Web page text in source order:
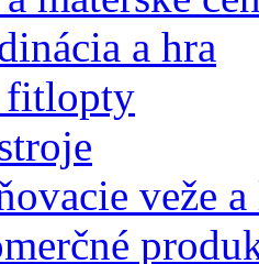
a hra
fitlopty
veže